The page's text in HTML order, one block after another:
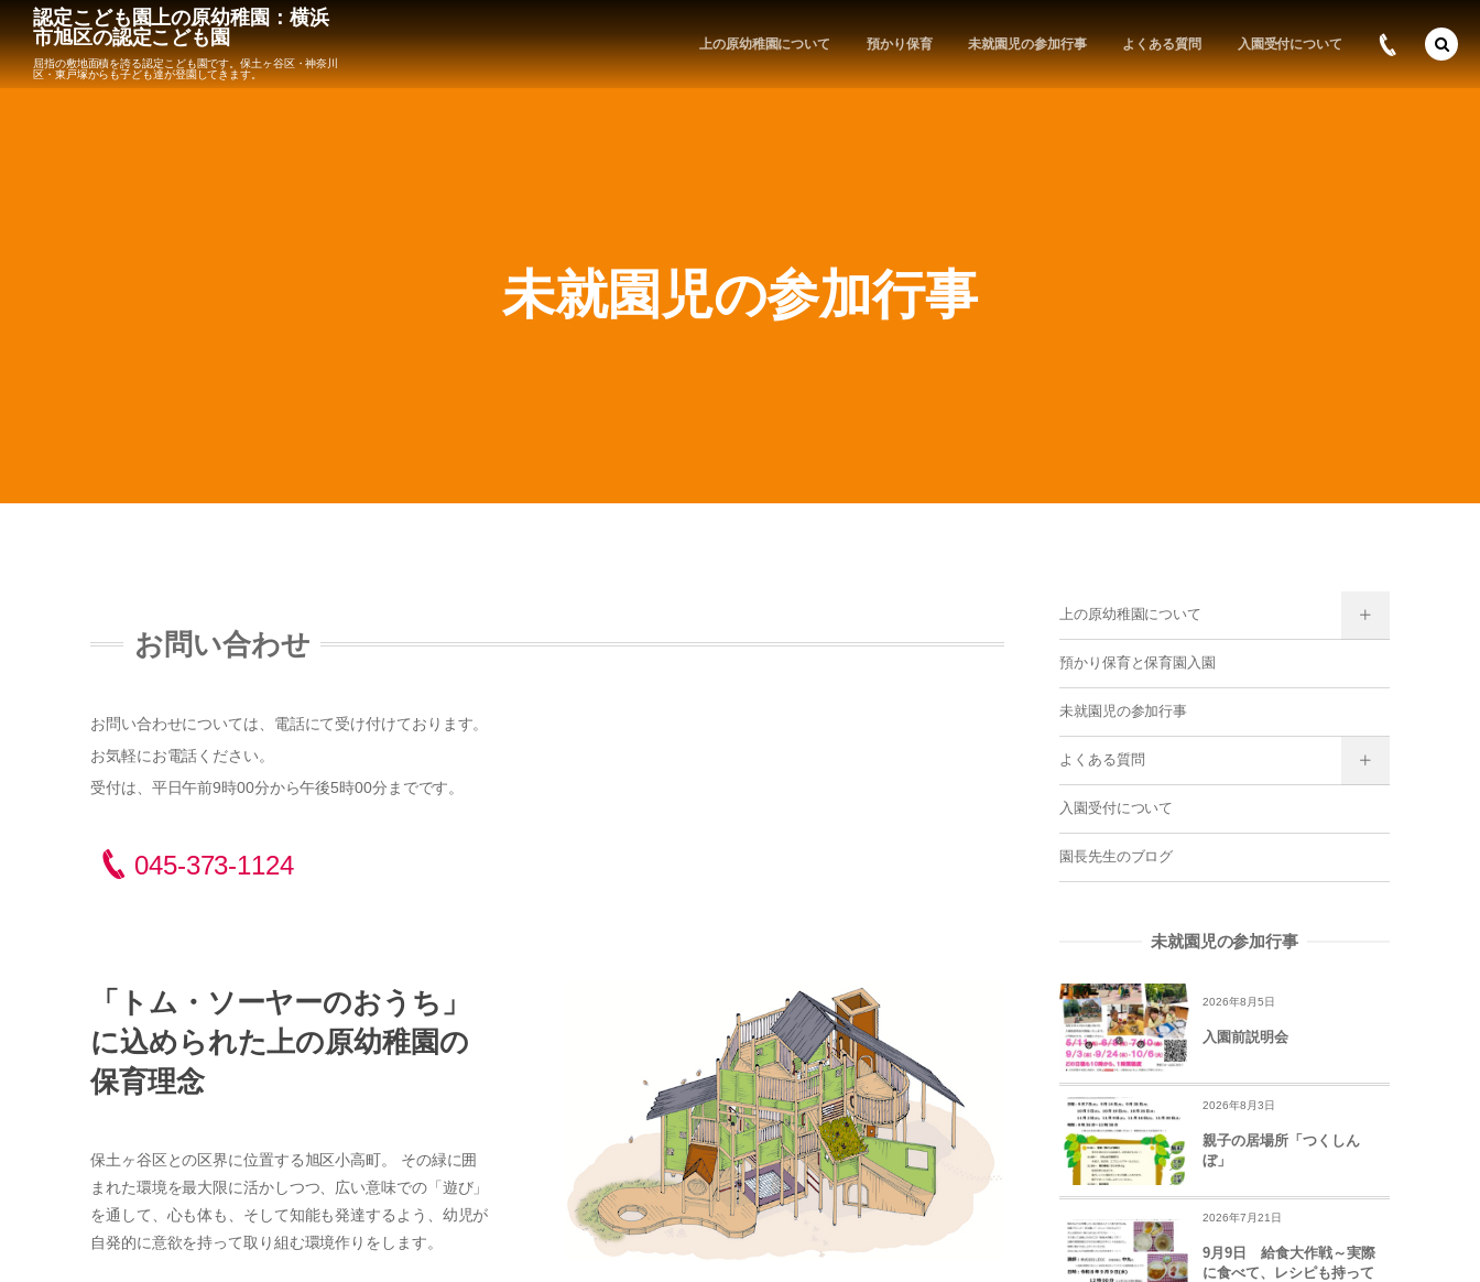
認定こども園上の原幼稚園：横浜
市旭区の認定こども園
屈指の敷地面積を誇る認定こども園です。保土ヶ谷区・神奈川
区・東戸塚からも子ども達が登園してきます。
上の原幼稚園について 預かり保育 未就園児の参加行事 よくある質問 入園受付について
未就園児の参加行事
お問い合わせ
お問い合わせについては、電話にて受け付けております。
お気軽にお電話ください。
受付は、平日午前9時00分から午後5時00分までです。
045-373-1124
「トム・ソーヤーのおうち」
に込められた上の原幼稚園の
保育理念
保土ヶ谷区との区界に位置する旭区小高町。 その緑に囲
まれた環境を最大限に活かしつつ、広い意味での「遊び」
を通して、心も体も、そして知能も発達するよう、幼児が
自発的に意欲を持って取り組む環境作りをします。
上の原幼稚園について
預かり保育と保育園入園
未就園児の参加行事
よくある質問
入園受付について
園長先生のブログ
未就園児の参加行事
2026年8月5日
入園前説明会
2026年8月3日
親子の居場所「つくしん
ぼ」
2026年7月21日
9月9日 給食大作戦～実際
に食べて、レシピも持って